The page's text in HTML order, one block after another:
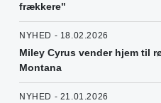
frækkere"
NYHED - 18.02.2026
Miley Cyrus vender hjem til
Montana
NYHED - 21.01.2026